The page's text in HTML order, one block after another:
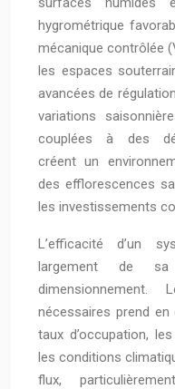
hygrométrique
mécanique contrôlée
les espaces
avancées de
variations
couplées à des
créent un
des efflorescences
les investissements
L’efficacité d’un
largement de
nécessaires prend
taux d’occupation,
les conditions
flux,